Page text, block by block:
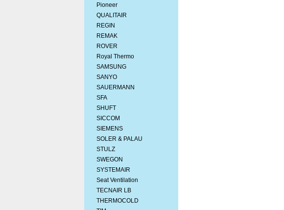
Pioneer
QUALITAIR
REGIN
REMAK
ROVER
Royal Thermo
SAMSUNG
SANYO
SAUERMANN
SFA
SHUFT
SICCOM
SIEMENS
SOLER & PALAU
STULZ
SWEGON
SYSTEMAIR
Seat Ventilation
TECNAIR LB
THERMOCOLD